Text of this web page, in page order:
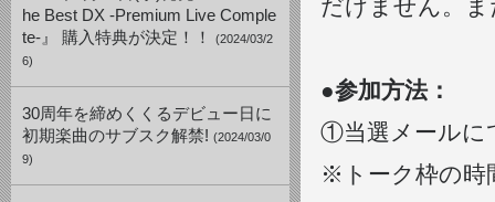
he Best DX -Premium Live Comple
te-』 購入特典が決定！！
(2024/03/2
6)
30周年を締めくくるデビュー日に
初期楽曲のサブスク解禁! (2024/03/0
9)
だけません。
●参加方法：
①当選メールに
※トーク枠の時